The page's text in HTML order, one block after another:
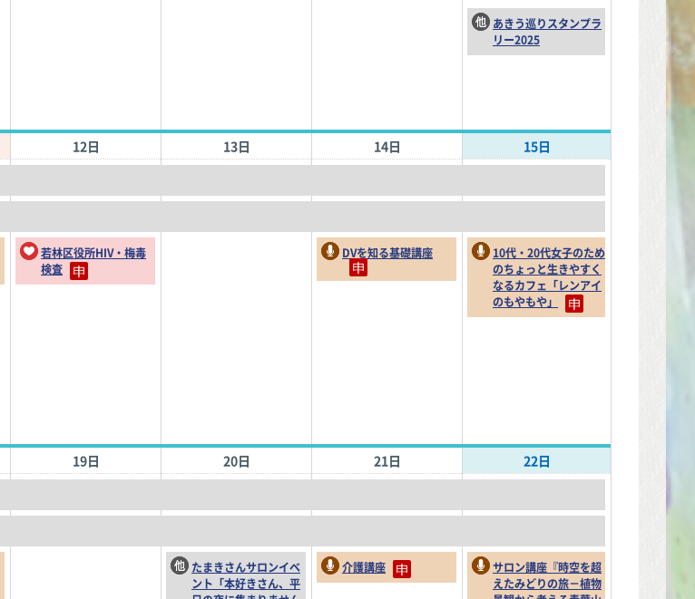
あきう巡りスタンプラ
リー2025
12日 13日 14日 15日
若林区役所HIV・梅毒
検査
DVを知る基礎講座
10代・20代女子のため
のちょっと生きやすく
なるカフェ「レンアイ
のもやもや」
19日 20日 21日 22日
たまきさんサロンイベ
ント「本好きさん、平
介護講座
サロン講座『時空を超
えたみどりの旅－植物